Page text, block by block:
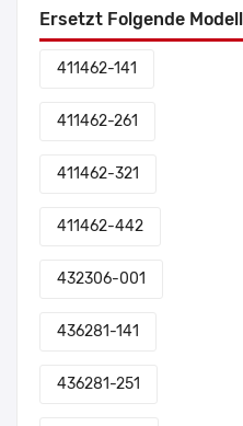
Ersetzt Folgende
411462-141
411462-261
411462-321
411462-442
432306-001
436281-141
436281-251